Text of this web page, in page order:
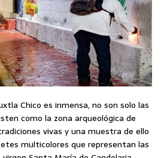
Chico es inmensa, no son solo las
como la zona arqueológica de
vivas y una muestra de ello
multicolores que representan las